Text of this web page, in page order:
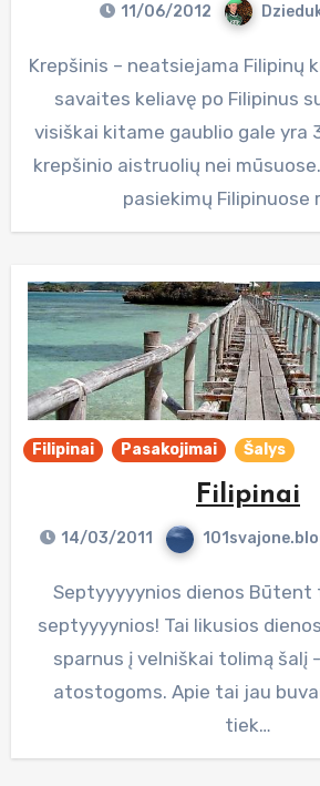
11/06/2012
Krepšinis – neatsiejama Filipinų kultūros dalis. Tris
savaites keliavę po Filipinus
visiškai kitame gaublio gale yra
krepšinio aistruolių nei
pasiekimų Filipinuose
Filipinai Pasakojimai Šalys
Filipinai
14/03/2011
Septyyyyynios dienos Būtent tiek liko. Lygiai
septyyyynios! Tai likusios
sparnus į velniškai tolimą šalį
atostogoms. Apie tai jau
tiek…